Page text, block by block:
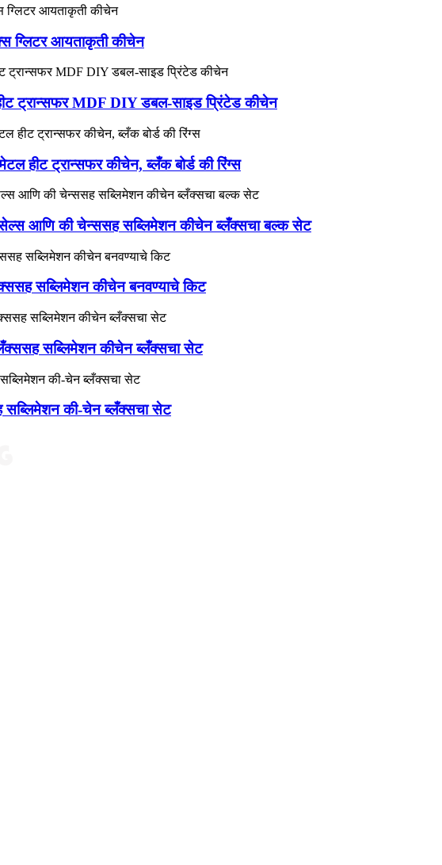
ग्लिटर आयताकृती कीचेन
ट्रान्सफर MDF DIY डबल-साइड प्रिंटेड कीचेन
हीट ट्रान्सफर कीचेन, ब्लँक बोर्ड की रिंग्स
आणि की चेन्ससह सब्लिमेशन कीचेन ब्लँक्सचा बल्क सेट
सब्लिमेशन कीचेन बनवण्याचे किट
सब्लिमेशन कीचेन ब्लँक्सचा सेट
सब्लिमेशन की-चेन ब्लँक्सचा सेट